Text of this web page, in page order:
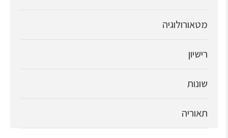
מטאורולוגיה
רישיון
שונות
תאוריה